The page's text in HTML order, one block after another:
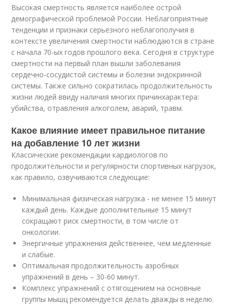
Высокая смертность является наиболее острой
демографической проблемой России. Неблагоприятные
тенденции и признаки серьёзного неблагополучия в
контексте увеличения смертности наблюдаются в стране
с начала 70-ых годов прошлого века. Сегодня в структуре
смертности на первый план вышли заболевания
сердечно-сосудистой системы и болезни эндокринной
системы. Также сильно сократилась продолжительность
жизни людей ввиду наличия многих причинхарактера:
убийства, отравления алкоголем, аварий, травм.
Какое влияние имеет правильное питание
на добавление 10 лет жизни
Классические рекомендации кардиологов по
продолжительности и регулярности спортивных нагрузок,
как правило, озвучиваются следующие:
Минимальная физическая нагрузка - не менее 15 минут
каждый день. Каждые дополнительные 15 минут
сокращают риск смертности, в том числе от
онкологии.
Энергичные упражнения действеннее, чем медленные
и слабые.
Оптимальная продолжительность аэробных
упражнений в день – 30-60 минут.
Комплекс упражнений с отягощением на основные
группы мышц рекомендуется делать дважды в неделю.